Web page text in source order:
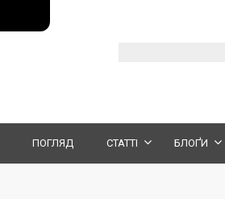
ПОГЛЯД СТАТТІ БЛОҐИ